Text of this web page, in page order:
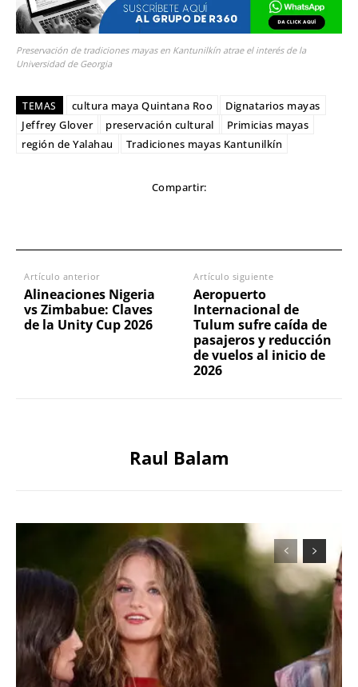
Preservación de tradiciones mayas en Kantunilkín atrae el interés de la
Universidad de Georgia
TEMAS cultura maya Quintana Roo
Dignatarios mayas
Jeffrey Glover
preservación cultural
Primicias mayas
región de Yalahau
Tradiciones mayas Kantunilkín
Compartir:
Artículo anterior
Alineaciones Nigeria
vs Zimbabue: Claves
de la Unity Cup 2026
Artículo siguiente
Aeropuerto
Internacional de
Tulum sufre caída de
pasajeros y reducción
de vuelos al inicio de
2026
Raul Balam